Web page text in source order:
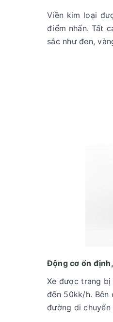
Viền kim loại
điểm nhấn. Tất
sắc như đen,
Động cơ ổn
Xe được trang
đến 50kk/h.
đường di chuyển